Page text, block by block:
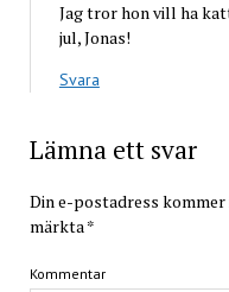
Jag tror hon vill ha
jul, Jonas!
Svara
Lämna ett svar
Din e-postadress
märkta*
Kommentar